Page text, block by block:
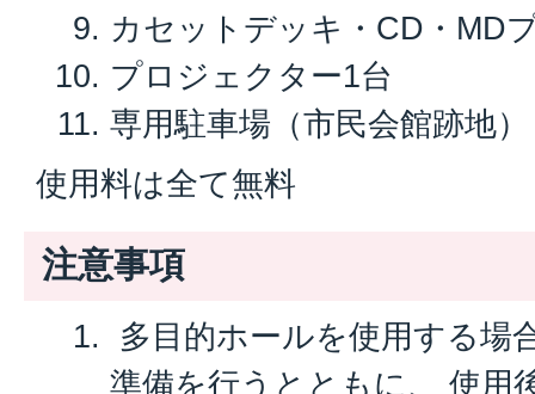
カセットデッキ・CD・MD
プロジェクター1台
専用駐車場（市民会館跡地）
使用料は全て無料
注意事項
多目的ホールを使用する場
準備を行うとともに、 使用